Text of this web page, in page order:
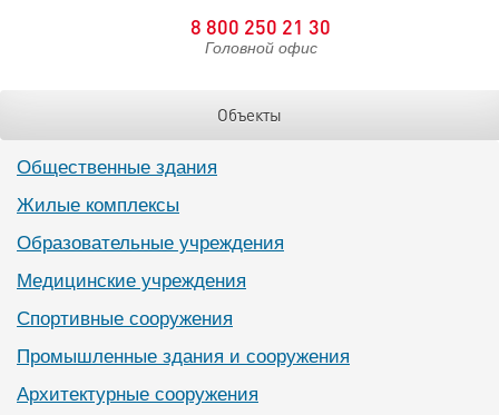
8 800 250 21 30
Головной офис
Объекты
Общественные здания
Жилые комплексы
Образовательные учреждения
Медицинские учреждения
Спортивные сооружения
Промышленные здания и сооружения
Архитектурные сооружения